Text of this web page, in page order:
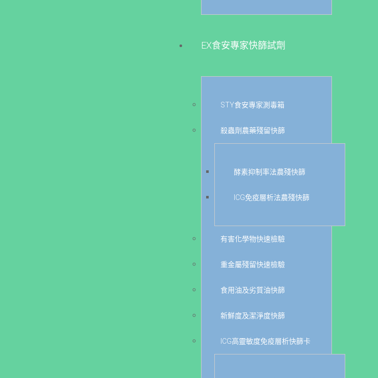
EX食安專家快篩試劑
STY食安專家測毒箱
殺蟲劑農藥殘留快篩
酵素抑制率法農殘快篩
ICG免疫層析法農殘快篩
有害化學物快速檢驗
重金屬殘留快速檢驗
食用油及劣質油快篩
新鮮度及潔淨度快篩
ICG高靈敏度免疫層析快篩卡